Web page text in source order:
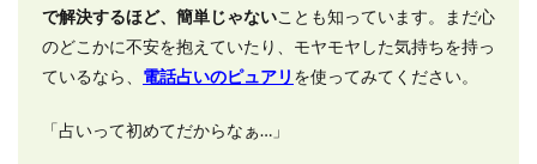
で解決するほど、簡単じゃないことも知っています。まだ心
のどこかに不安を抱えていたり、モヤモヤした気持ちを持っ
ているなら、 電話占いのピュアリ を使ってみてください。
「占いって初めてだからなぁ…」